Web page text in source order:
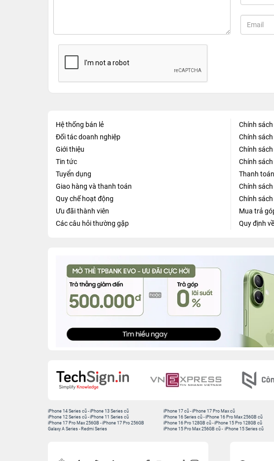
Hệ thống bán lẻ
Đối tác doanh nghiệp
Giới thiệu
Tin tức
Tuyển dụng
Giao hàng và thanh toán
Quy chế hoạt động
Ưu đãi thành viên
Các câu hỏi thường gặp
Chính
Chính
Chính
Chính
Thanh
Chính
Chính
Mua trả
Quy định
iPhone 14 Series cũ -iPhone 13 Series cũ
iPhone 12 Series cũ -iPhone 11 Series cũ
iPhone 17 Pro Max 256GB -iPhone 17 Pro 256GB
Galaxy A Series - Redmi Series
iPhone 17 cũ -iPhone 17 Pro Max cũ
iPhone 16 Series cũ - iPhone 16 Pro Max 256GB cũ
iPhone 16 Pro 128GB cũ -iPhone 15 Pro 128GB cũ
iPhone 15 Pro Max 256GB cũ - iPhone 15 Series cũ